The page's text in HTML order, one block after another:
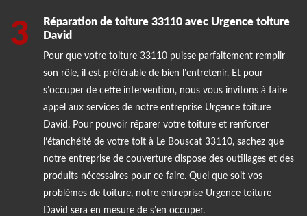
3
Réparation de toiture 33110 avec Urgence toiture
David
Pour que votre toiture 33110 puisse parfaitement remplir
son rôle, il est préférable de bien l’entretenir. Et pour
s’occuper de cette intervention, nous vous invitons à faire
appel aux services de notre entreprise Urgence toiture
David. Pour pouvoir réparer votre toiture et renforcer
l’étanchéité de votre toit à Le Bouscat 33110, sachez que
notre entreprise de couverture dispose des outillages et des
produits nécessaires pour ce faire. Quel que soit vos
problèmes de toiture, notre entreprise Urgence toiture
David sera en mesure de s’en occuper.